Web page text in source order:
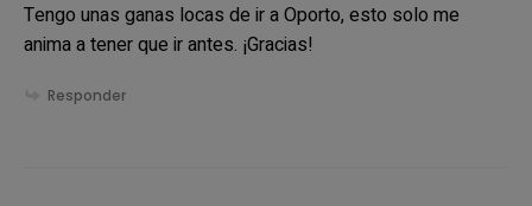
Tengo unas ganas locas de ir a Oporto, esto solo me
anima a tener que ir antes. ¡Gracias!
Responder